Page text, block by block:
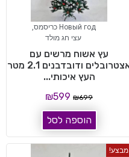
Новый год כריסמס
,
עצי חג מולד
עץ אשוח מרשים עם
אצטרובלים ודובדבנים 2.1 מטר
העץ איכותי...
₪699
₪599
הוספה לסל
מבצע!